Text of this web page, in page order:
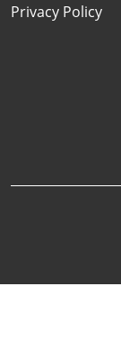
Privacy Policy